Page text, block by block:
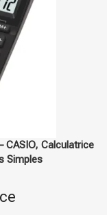
CASIO, Calculatrice
Simples